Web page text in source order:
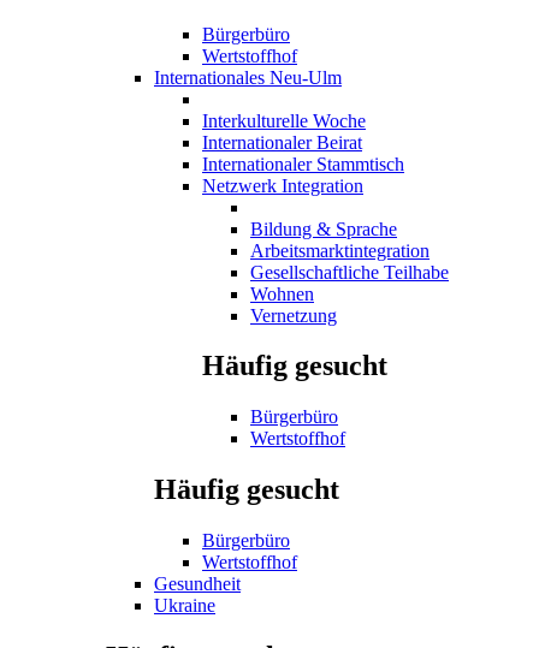
Bürgerbüro
Wertstoffhof
Internationales Neu-Ulm
Interkulturelle Woche
Internationaler Beirat
Internationaler Stammtisch
Netzwerk Integration
Bildung & Sprache
Arbeitsmarktintegration
Gesellschaftliche Teilhabe
Wohnen
Vernetzung
Häufig gesucht
Bürgerbüro
Wertstoffhof
Häufig gesucht
Bürgerbüro
Wertstoffhof
Gesundheit
Ukraine